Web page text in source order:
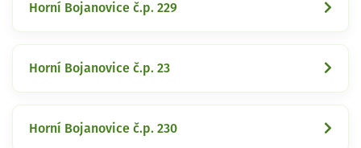
Horní Bojanovice č.p. 229
Horní Bojanovice č.p. 23
Horní Bojanovice č.p. 230